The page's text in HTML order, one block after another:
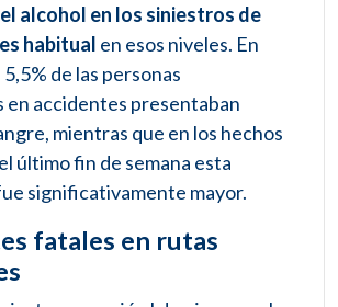
alcohol en los siniestros de
habitual en esos niveles. En
de las personas
en accidentes presentaban
mientras que en los hechos
último fin de semana esta
significativamente mayor.
fatales en rutas